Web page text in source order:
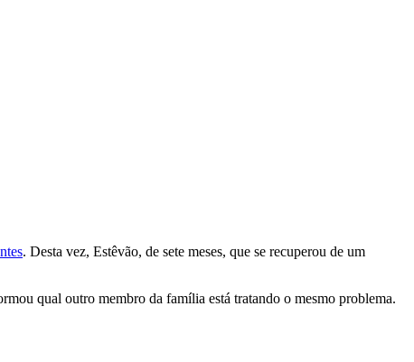
. Desta vez, Estêvão, de sete meses, que se recuperou de um
qual outro membro da família está tratando o mesmo problema.